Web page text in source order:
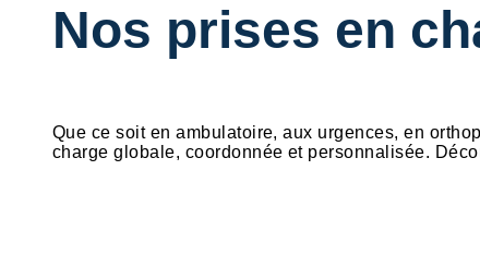
Nos prises en
Que ce soit en ambulatoire, aux urgences, en
charge globale, coordonnée et personnalisée.